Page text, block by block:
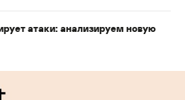
атаки: анализируем новую